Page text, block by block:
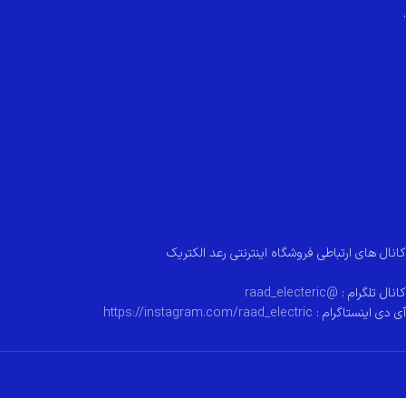
.
کانال های ارتباطی فروشگاه اینترنتی رعد الکتریک
کانال تلگرام : @raad_electeric
آی دی اینستاگرام : https://instagram.com/raad_electric